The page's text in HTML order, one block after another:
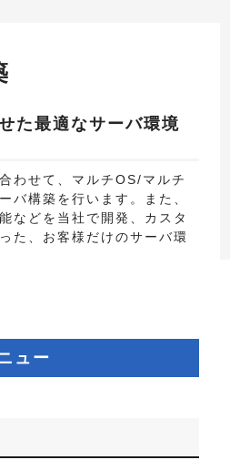
た最適なサーバ環境
わせて、マルチOS/マルチ
バ構築を行います。また、
などを当社で開発、カスタ
た、お客様だけのサーバ環
ュー